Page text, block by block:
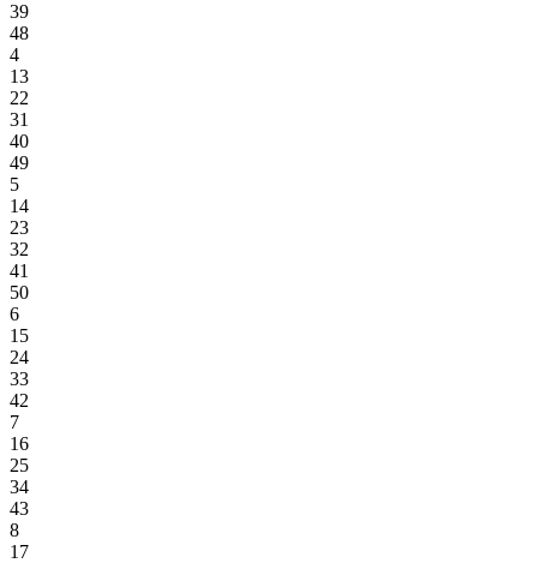
39
48
4
13
22
31
40
49
5
14
23
32
41
50
6
15
24
33
42
7
16
25
34
43
8
17